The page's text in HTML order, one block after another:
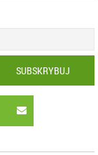
SUBSKRYBUJ